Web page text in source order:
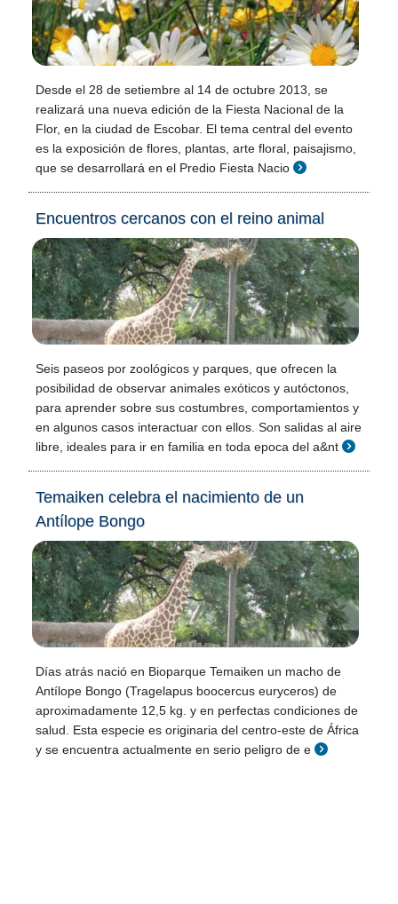
Desde el 28 de setiembre al 14 de octubre 2013, se
realizará una nueva edición de la Fiesta Nacional de la
Flor, en la ciudad de Escobar. El tema central del evento
es la exposición de flores, plantas, arte floral, paisajismo,
que se desarrollará en el Predio Fiesta Nacio
Encuentros cercanos con el reino animal
Seis paseos por zoológicos y parques, que ofrecen la
posibilidad de observar animales exóticos y autóctonos,
para aprender sobre sus costumbres, comportamientos y
en algunos casos interactuar con ellos. Son salidas al aire
libre, ideales para ir en familia en toda epoca del a&nt
Temaiken celebra el nacimiento de un
Antílope Bongo
Días atrás nació en Bioparque Temaiken un macho de
Antílope Bongo (Tragelapus boocercus euryceros) de
aproximadamente 12,5 kg. y en perfectas condiciones de
salud. Esta especie es originaria del centro-este de África
y se encuentra actualmente en serio peligro de e